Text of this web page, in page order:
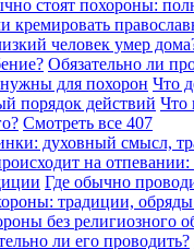
стоят похороны:
человек умер
Обязательно ли
для похорон Что
порядок действий Что
Смотреть все 407
духовный смысл,
на отпевании:
Где обычно
традиции,
без религиозного
ли его проводить?